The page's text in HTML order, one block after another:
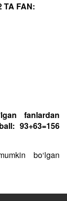
TA FAN:
fanlardan
93+63=156
bo‘lgan